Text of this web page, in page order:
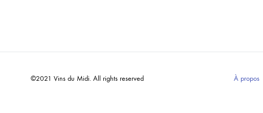
©2021 Vins du Midi. All rights reserved À propos